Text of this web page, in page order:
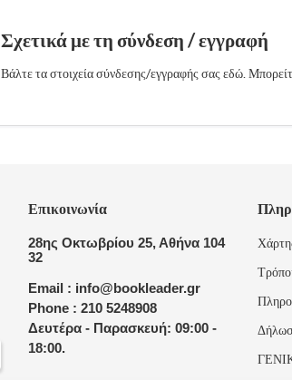
Σχετικά με τη σύνδεση / εγγραφή
Βάλτε τα στοιχεία σύνδεσης/εγγραφής σας εδώ.
Επικοινωνία
28ης Οκτωβρίου 25, Αθήνα 104
32
Email : info@bookleader.gr
Phone : 210 5248908
Δευτέρα - Παρασκευή: 09:00 -
18:00.